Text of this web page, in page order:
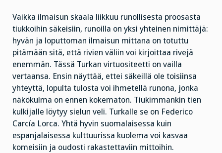
Vaikka ilmaisun skaala liikkuu runollisesta proosasta
tiukkoihin säkeisiin, runoilla on yksi yhteinen nimittäjä:
hyvän ja loputtoman ilmaisun mittana on totuttu
pitämään sitä, että rivien väliin voi kirjoittaa rivejä
enemmän. Tässä Turkan virtuositeetti on vailla
vertaansa. Ensin näyttää, ettei säkeillä ole toisiinsa
yhteyttä, lopulta tulosta voi ihmetellä runona, jonka
näkökulma on ennen kokematon. Tiukimmankin tien
kulkijalle löytyy sielun veli. Turkalle se on Federico
Carcía Lorca. Yhtä hyvin suomalaisessa kuin
espanjalaisessa kulttuurissa kuolema voi kasvaa
komeisiin ja oudosti rakastettaviin mittoihin.